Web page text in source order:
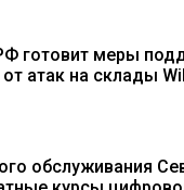
готовит меры
атак на склады
обслуживания